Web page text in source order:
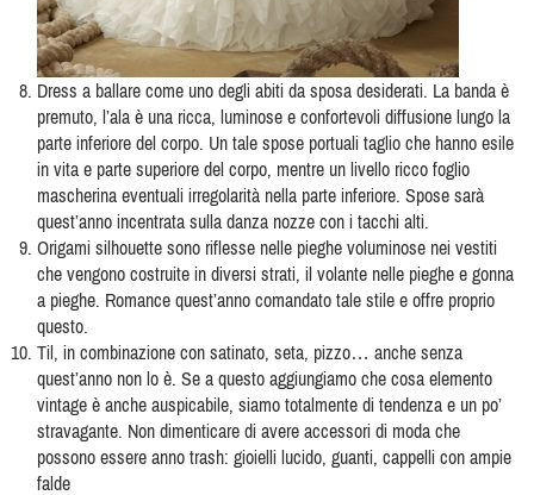
Dress a ballare come uno degli abiti da sposa desiderati. La banda è
premuto, l’ala è una ricca, luminose e confortevoli diffusione lungo la
parte inferiore del corpo. Un tale spose portuali taglio che hanno esile
in vita e parte superiore del corpo, mentre un livello ricco foglio
mascherina eventuali irregolarità nella parte inferiore. Spose sarà
quest’anno incentrata sulla danza nozze con i tacchi alti.
Origami silhouette sono riflesse nelle pieghe voluminose nei vestiti
che vengono costruite in diversi strati, il volante nelle pieghe e gonna
a pieghe. Romance quest’anno comandato tale stile e offre proprio
questo.
Til, in combinazione con satinato, seta, pizzo… anche senza
quest’anno non lo è. Se a questo aggiungiamo che cosa elemento
vintage è anche auspicabile, siamo totalmente di tendenza e un po’
stravagante. Non dimenticare di avere accessori di moda che
possono essere anno trash: gioielli lucido, guanti, cappelli con ampie
falde